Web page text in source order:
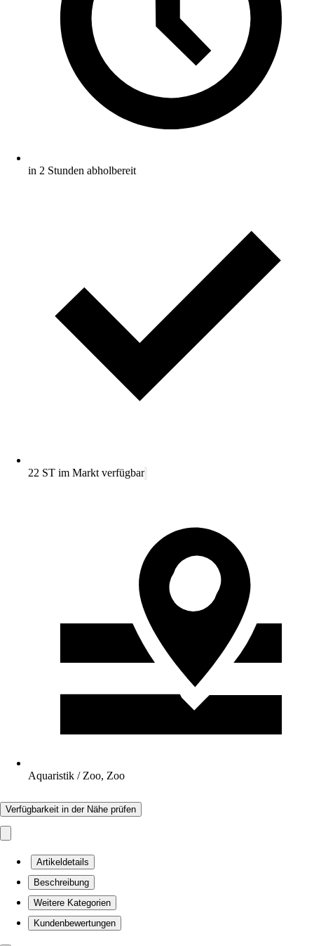
in 2 Stunden abholbereit
22 ST im Markt verfügbar
Aquaristik / Zoo, Zoo
Verfügbarkeit in der Nähe prüfen
Artikeldetails
Beschreibung
Weitere Kategorien
Kundenbewertungen